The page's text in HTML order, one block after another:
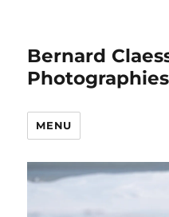
Bernard
Photographies
MENU